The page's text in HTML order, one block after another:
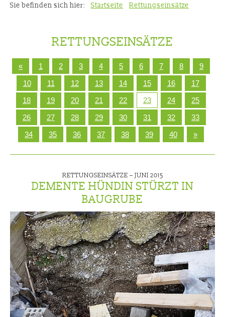
Sie befinden sich hier: Startseite Rettungseinsätze
RETTUNGSEINSÄTZE
« 1 2 3 4 5 6 7 8
9
10
11 12 13 14 15 16
17
18
19 20 21 22 23 24
25
26
27 28 29 30 31 32
33
34
35 36 37 38 39 40 »
RETTUNGSEINSÄTZE – JUNI 2015
DEMENTE HÜNDIN STÜRZT IN
BAUGRUBE